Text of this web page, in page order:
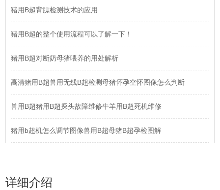
猪用B超背膘检测技术的应用
猪用B超的整个使用流程可以了解一下！
猪用B超对断奶母猪喂养的用处解析
高清猪用B超兽用无线B超检测母猪怀孕空怀图像怎么判断
兽用B超猪用B超探头故障维修牛羊用B超死机维修
猪用b超机怎么调节图像兽用B超母猪B超孕检图解
详细介绍